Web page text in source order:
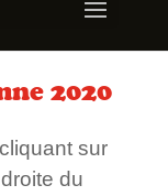
2020
sur
du